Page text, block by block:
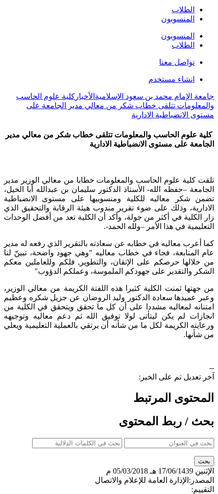
الطلاب
المنسوبون
المنسوبون
الطلاب
تواصل معنا
انشاء مستخدم
جامعة الإمام محمد بن سعود الإسلامية الأخبار كلية علوم الحاسب
والمعلومات تتلقى خطاب شكر من معالي مدير الجامعة على
مستوى الانضباطية الادارية
كلية علوم الحاسب والمعلومات تتلقى خطاب شكر من معالي مدير
الجامعة على مستوى الانضباطية الادارية
​تلقت كلية علوم الحاسب والمعلومات خطابا من معالي الوزير مدير
الجامعة –حفظه الله- الأستاذ الدكتور سليمان بن عبدالله أبا الخيل،
تضمن شكر معاليه للكلية ومنسوبيها على مستوى الانضباطية
الادارية، وذلك على ضوء تقرير مندوب هيئة الرقابة والتحقيق الذي
زار الكلية في أكثر من جولة، وأكد أن الكلية تعد من أفضل الوحدات
التعليمية في هذا الأمر –ولله الحمد-.
كما أعرب معاليه في خطابه عن سعادته بالتقرير الذي رفعه له مدير
عام المتابعة، فجاء في خطاب معاليه "وهي جهود واضحة، تبينّ لنا
من خلالها حرصكم على الإتقان، والتطوير, فلكم وللعاملين معكم
الشكر والتقدير على جهودكم الملموسة، وعملكم الدؤوب"
من جهتها ثمنت الكلية كثيرا هذه اللفتة الكريمة من معالي الوزير،
وعبر عميدها سعادة الدكتور وليد الروضان عن جزيل شكره وعظيم
امتنانه لمعاليه مشددا على أن كل ما تحقق ويتحقق في الكلية من
انجازات لم يكن ليتأتى لولا توفيق الله ثم دعم معاليه وتوجيهه
ورعايته الكريمة لكل ما من شأنه أن يرتقي بالعملية التعليمية ويعلي
من شأنها.
--
آخر تعديل تم على الخبر:
المحتوى المرتبط
بحث / ربط المحتوى
الإثنين 17/06/1439 هـ
05/03/2018 م
المصدر: الإدارة العامة للإعلام والاتصال
التقييم: